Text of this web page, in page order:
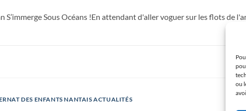
ou
S’immerge Sous Océans !En attendant d'aller voguer sur les flots de
DES ENFANTS NANTAIS ACTUALITÉS